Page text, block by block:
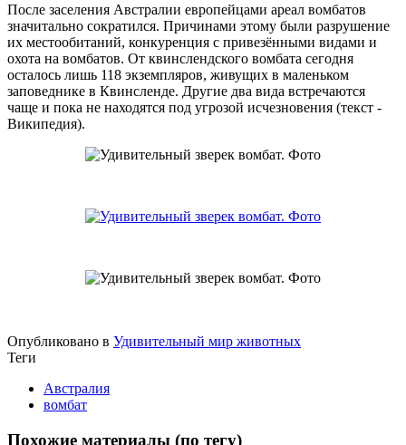
После заселения Австралии европейцами ареал вомбатов
значитально сократился. Причинами этому были разрушение
их местообитаний, конкуренция с привезёнными видами и
охота на вомбатов. От квинслендского вомбата сегодня
осталось лишь 118 экземпляров, живущих в маленьком
заповеднике в Квинсленде. Другие два вида встречаются
чаще и пока не находятся под угрозой исчезновения (текст -
Википедия).
Опубликовано в Удивительный мир животных
Теги
Австралия
вомбат
Похожие материалы (по тегу)